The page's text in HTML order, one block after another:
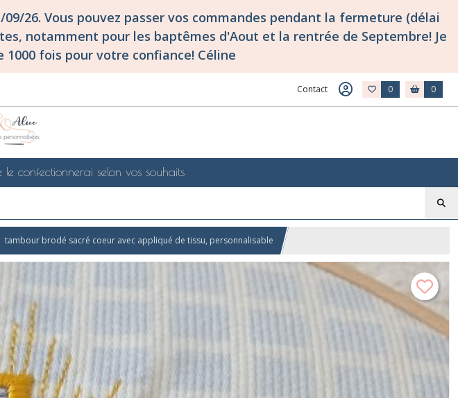
26. Vous pouvez passer vos commandes pendant la fermeture (délai
notamment pour les baptêmes d'Aout et la rentrée de Septembre! Je
fois pour votre confiance! Céline
Contact 0 0
le confectionnerai selon vos souhaits
tambour brodé sacré coeur avec appliqué de tissu, personnalisable